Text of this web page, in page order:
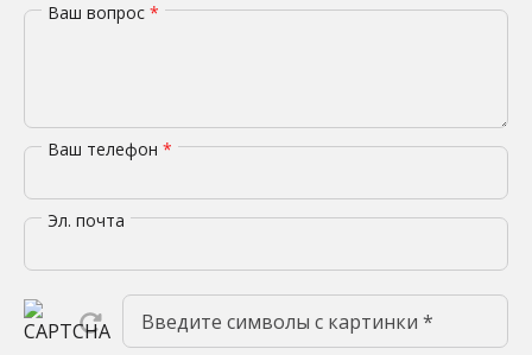
Ваш вопрос *
Ваш телефон *
Эл. почта